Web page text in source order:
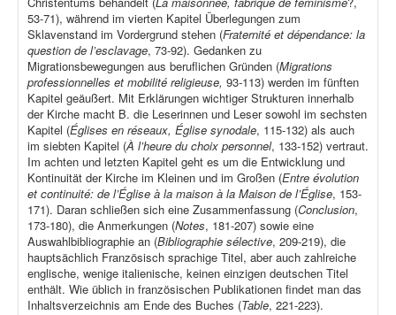
53-71), während im vierten Kapitel Überlegungen zum
Sklavenstand im Vordergrund stehen (Fraternité et dépendance: la
question de l’esclavage, 73-92). Gedanken zu
Migrationsbewegungen aus beruflichen Gründen (Migrations
professionnelles et mobilité religieuse, 93-113) werden im fünften
Kapitel geäußert. Mit Erklärungen wichtiger Strukturen innerhalb
der Kirche macht B. die Leserinnen und Leser sowohl im sechsten
Kapitel (Églises en réseaux, Église synodale, 115-132) als auch
im siebten Kapitel (À l’heure du choix personnel, 133-152) vertraut.
Im achten und letzten Kapitel geht es um die Entwicklung und
Kontinuität der Kirche im Kleinen und im Großen (Entre évolution
et continuité: de l’Église à la maison à la Maison de l’Église, 153-
171). Daran schließen sich eine Zusammenfassung (Conclusion,
173-180), die Anmerkungen (Notes, 181-207) sowie eine
Auswahlbibliographie an (Bibliographie sélective, 209-219), die
hauptsächlich Französisch sprachige Titel, aber auch zahlreiche
englische, wenige italienische, keinen einzigen deutschen Titel
enthält. Wie üblich in französischen Publikationen findet man das
Inhaltsverzeichnis am Ende des Buches (Table, 221-223).